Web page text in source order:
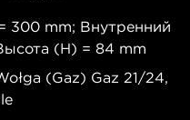
300 mm; Внутренний
(H) = 84 mm
(Gaz) Gaz 21/24,